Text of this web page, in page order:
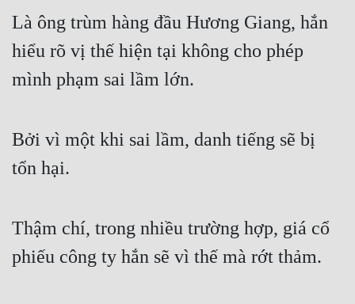
Cổ Tiên Hiệp
Dị Giới
Gia Đấu
Góc Nhìn Nam
Là ông trùm hàng đầu Hương Giang, hắn
hiểu rõ vị thế hiện tại không cho phép
mình phạm sai lầm lớn.
Bởi vì một khi sai lầm, danh tiếng sẽ bị
tổn hại.
Thậm chí, trong nhiều trường hợp, giá cổ
phiếu công ty hắn sẽ vì thế mà rớt thảm.